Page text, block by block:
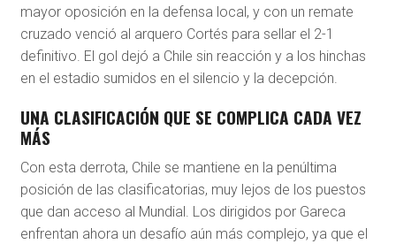
mayor oposición en la defensa local, y con un remate
cruzado venció al arquero Cortés para sellar el 2-1
definitivo. El gol dejó a Chile sin reacción y a los hinchas
en el estadio sumidos en el silencio y la decepción.
UNA CLASIFICACIÓN QUE SE COMPLICA CADA VEZ
MÁS
Con esta derrota, Chile se mantiene en la penúltima
posición de las clasificatorias, muy lejos de los puestos
que dan acceso al Mundial. Los dirigidos por Gareca
enfrentan ahora un desafío aún más complejo, ya que el